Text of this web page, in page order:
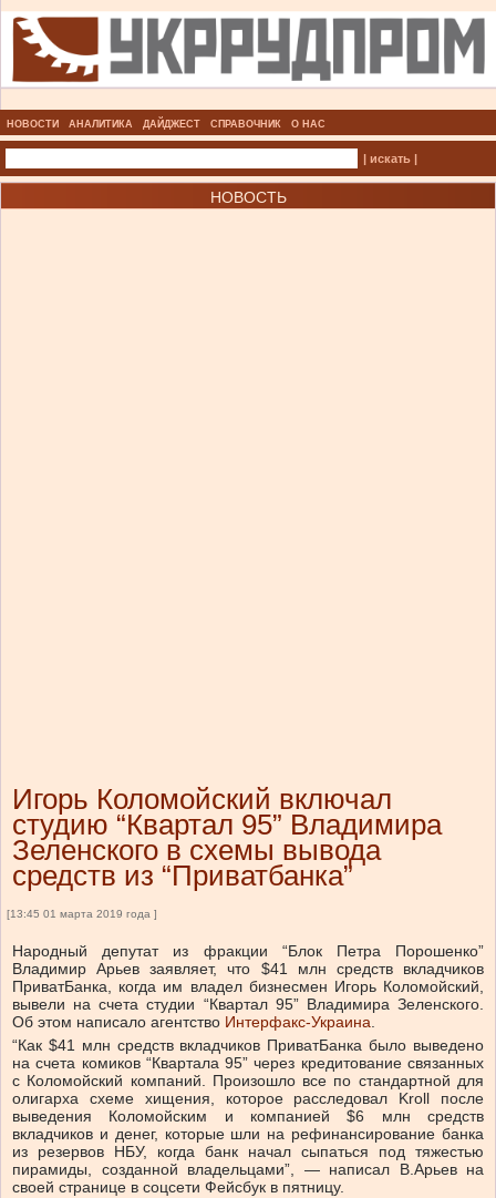
НОВОСТИ АНАЛИТИКА ДАЙДЖЕСТ СПРАВОЧНИК О НАС
| искать |
НОВОСТЬ
Игорь Коломойский включал
студию “Квартал 95” Владимира
Зеленского в схемы вывода
средств из “Приватбанка”
[13:45 01 марта 2019 года ]
Народный депутат из фракции “Блок Петра Порошенко”
Владимир Арьев заявляет, что $41 млн средств вкладчиков
ПриватБанка, когда им владел бизнесмен Игорь Коломойский,
вывели на счета студии “Квартал 95” Владимира Зеленского.
Об этом написало агентство Интерфакс-Украина.
“Как $41 млн средств вкладчиков ПриватБанка было выведено
на счета комиков “Квартала 95” через кредитование связанных
с Коломойский компаний. Произошло все по стандартной для
олигарха схеме хищения, которое расследовал Kroll после
выведения Коломойским и компанией $6 млн средств
вкладчиков и денег, которые шли на рефинансирование банка
из резервов НБУ, когда банк начал сыпаться под тяжестью
пирамиды, созданной владельцами”, — написал В.Арьев на
своей странице в соцсети Фейсбук в пятницу.